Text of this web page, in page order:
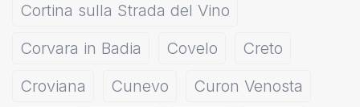
Cortina sulla Strada del Vino
Corvara in Badia
Covelo
Creto
Croviana
Cunevo
Curon Venosta